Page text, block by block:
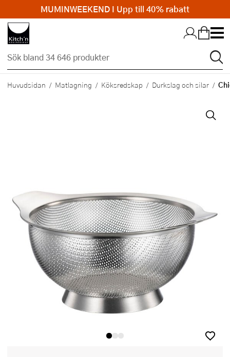
Hopp till huvudinnehållet
Huvudsidan Matlagning Köksredskap Durkslag och silar
MUMINWEEKEND I Upp till 40% rabatt